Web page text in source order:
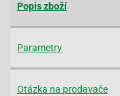
Popis zboží
Parametry
Otázka na prodavače